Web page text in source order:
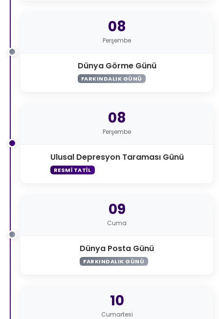
08
Perşembe
Dünya Görme Günü
FARKINDALIK GÜNÜ
08
Perşembe
Ulusal Depresyon Taraması Günü
RESMI TATIL
09
Cuma
Dünya Posta Günü
FARKINDALIK GÜNÜ
10
Cumartesi